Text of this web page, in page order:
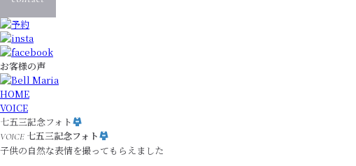
お客様の声
HOME
VOICE
七五三記念フォト
VOICE 七五三記念フォト
子供の自然な表情を撮ってもらえました